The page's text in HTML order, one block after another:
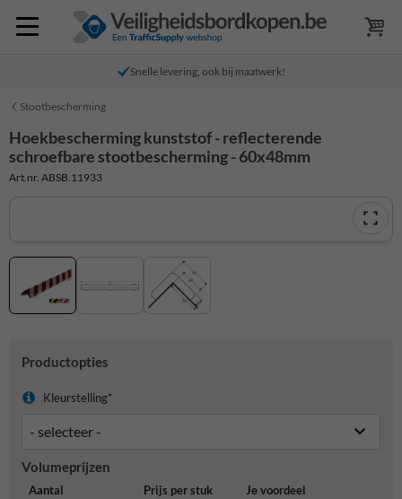
Snelle levering, ook bij maatwerk!
Stootbescherming
Hoekbescherming kunststof - reflecterende
schroefbare stootbescherming - 60x48mm
Art.nr. ABSB.11933
Productopties
Kleurstelling*
Volumeprijzen
Aantal Prijs per stuk
Je voordeel